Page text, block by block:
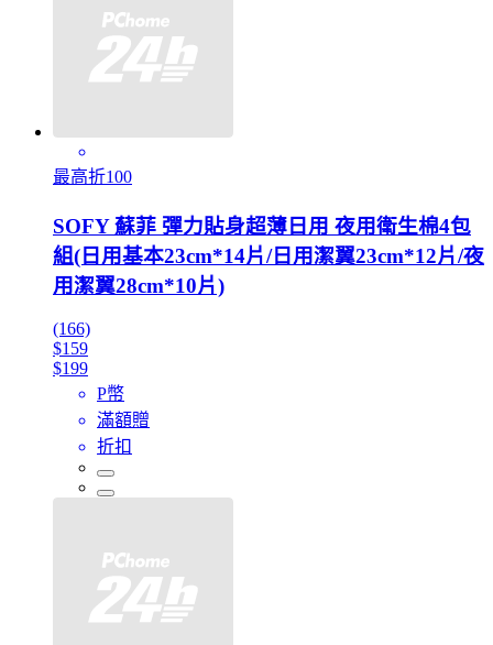
最高折100
SOFY 蘇菲 彈力貼身超薄日用 夜用衛生棉4包
組(日用基本23cm*14片/日用潔翼23cm*12片/夜
用潔翼28cm*10片)
(166)
$159
$199
P幣
滿額贈
折扣